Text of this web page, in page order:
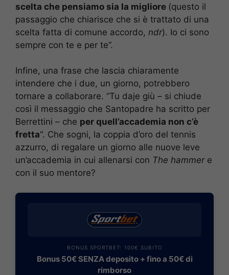
scelta che pensiamo sia la migliore (questo il
passaggio che chiarisce che si è trattato di una
scelta fatta di comune accordo, ndr). Io ci sono
sempre con te e per te”.
Infine, una frase che lascia chiaramente
intendere che i due, un giorno, potrebbero
tornare a collaborare. “Tu daje giù – si chiude
così il messaggio che Santopadre ha scritto per
Berrettini – che per quell’accademia non c’è
fretta“. Che sogni, la coppia d’oro del tennis
azzurro, di regalare un giorno alle nuove leve
un’accademia in cui allenarsi con The hammere
con il suo mentore?
BONUS SPORTBET: 100€ SUBITO
Bonus 50€ SENZA deposito + fino a 50€ di
rimborso